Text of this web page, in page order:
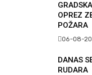
OPREZ
POŽARA
06-08-
DANAS
RUDARA